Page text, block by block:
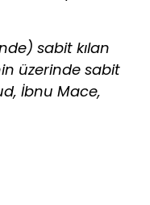
sabit kılan
üzerinde sabit
İbnu Mace,